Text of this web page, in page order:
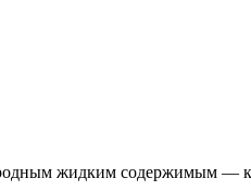
жидким содержимым —